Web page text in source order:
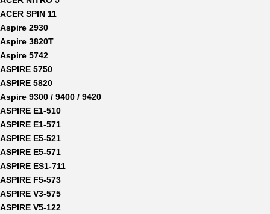
ACER SPIN 11
Aspire 2930
Aspire 3820T
Aspire 5742
ASPIRE 5750
ASPIRE 5820
Aspire 9300 / 9400 / 9420
ASPIRE E1-510
ASPIRE E1-571
ASPIRE E5-521
ASPIRE E5-571
ASPIRE ES1-711
ASPIRE F5-573
ASPIRE V3-575
ASPIRE V5-122